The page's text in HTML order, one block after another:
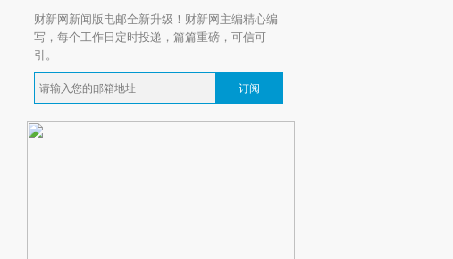
财新网新闻版电邮全新升级！财新网主编精心编
写，每个工作日定时投递，篇篇重磅，可信可
引。
订阅